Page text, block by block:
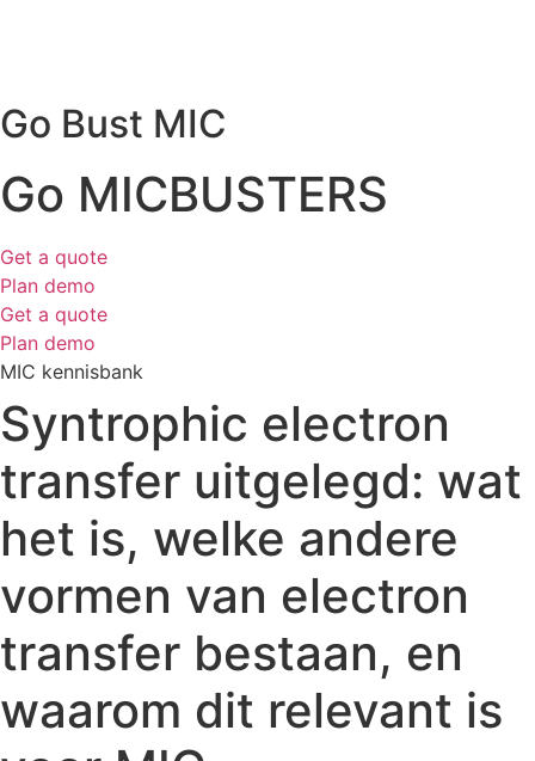
Go Bust MIC
Go MICBUSTERS
Get a quote
Plan demo
Get a quote
Plan demo
MIC kennisbank
Syntrophic electron
transfer uitgelegd: wat
het is, welke andere
vormen van electron
transfer bestaan, en
waarom dit relevant is